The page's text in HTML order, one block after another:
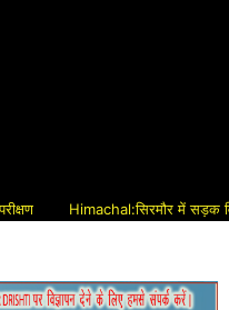
Himachal:सिरमौर में सड़क विकास